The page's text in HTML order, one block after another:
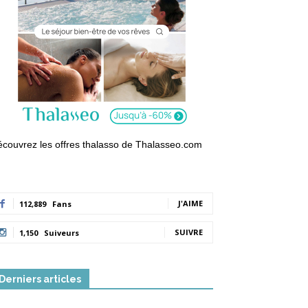
les offres thalasso de Thalasseo.com
112,889 Fans J'AIME
1,150 Suiveurs SUIVRE
articles